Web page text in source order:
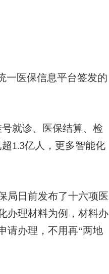
医保信息平台签发的
就诊、医保结算、检
1.3亿人，更多智能化
日前发布了十六项医
办理材料为例，材料办
请办理，不用再“两地